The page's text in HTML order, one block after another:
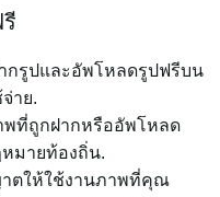
กรูปและอัพโหลดรูปฟรีบน
าย.
พที่ถูกฝากหรืออัพโหลด
มายท้องถิ่น.
ตให้ใช้งานภาพที่คุณ